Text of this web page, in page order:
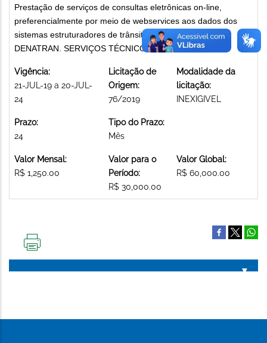
Prestação de serviços de consultas eletrônicas on-line,
preferencialmente por meio de webservices aos dados dos
sistemas estruturadores de trânsito pertencentes ao
DENATRAN. SERVIÇOS TÉCNICOS ESPECIALIZADOS
Vigência:
21-JUL-19 a 20-JUL-
24
Licitação de
Origem:
76/2019
Modalidade da
licitação:
INEXIGIVEL
Prazo:
24
Tipo do Prazo:
Mês
Valor Mensal:
R$ 1,250.00
Valor para o
Período:
R$ 30,000.00
Valor Global:
R$ 60,000.00
PÁGINA